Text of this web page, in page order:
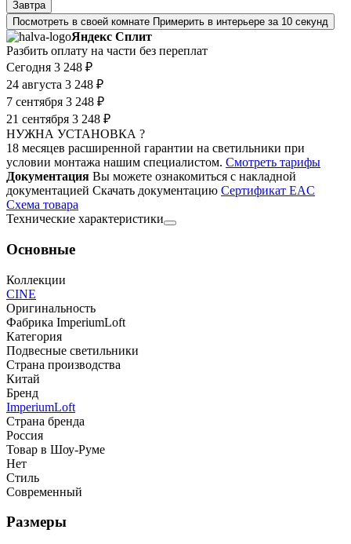
Завтра
Посмотреть в своей комнате Примерить в интерьере за 10 секунд
Яндекс Сплит
Разбить оплату на части без переплат
Сегодня 3 248 ₽
24 августа 3 248 ₽
7 сентября 3 248 ₽
21 сентября 3 248 ₽
НУЖНА УСТАНОВКА ?
18 месяцев расширенной гарантии на светильники при
условии монтажа нашим специалистом. Смотреть тарифы
Документация Вы можете ознакомиться с накладной
документацией Скачать документацию Cертификат EAC
Cхема товара
Технические характеристики
Основные
Коллекции
CINE
Оригинальность
Фабрика ImperiumLoft
Категория
Подвесные светильники
Страна производства
Китай
Бренд
ImperiumLoft
Страна бренда
Россия
Товар в Шоу-Руме
Нет
Стиль
Современный
Размеры